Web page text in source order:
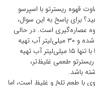
بیشتر است. به همین دلیل،
ریسترتو انتخاب بهتری
تهیه این نوشیدنی نیازمند
کلیدی برای تهیه یک